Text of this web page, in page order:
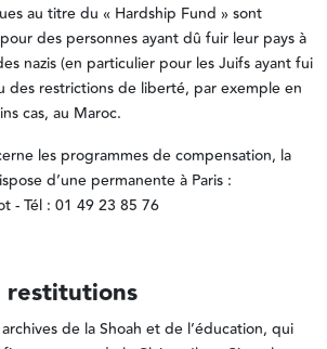
au titre du « Hardship Fund » sont
des personnes ayant dû fuir leur pays à
nazis (en particulier pour les Juifs ayant fui
des restrictions de liberté, par exemple en
cas, au Maroc.
les programmes de compensation, la
d’une permanente à Paris :
- Tél : 01 49 23 85 76
restitutions
de la Shoah et de l’éducation, qui